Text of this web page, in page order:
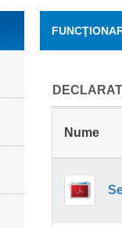
Nume